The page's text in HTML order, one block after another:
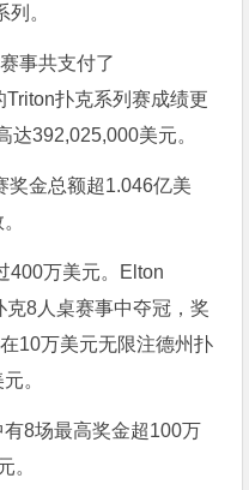
。
事共支付了
扑克系列赛成绩更
达392,025,000美元。
奖金总额超1.046亿美
400万美元。Elton
8人桌赛事中夺冠，奖
10万美元无限注德州扑
。
8场最高奖金超100万
。